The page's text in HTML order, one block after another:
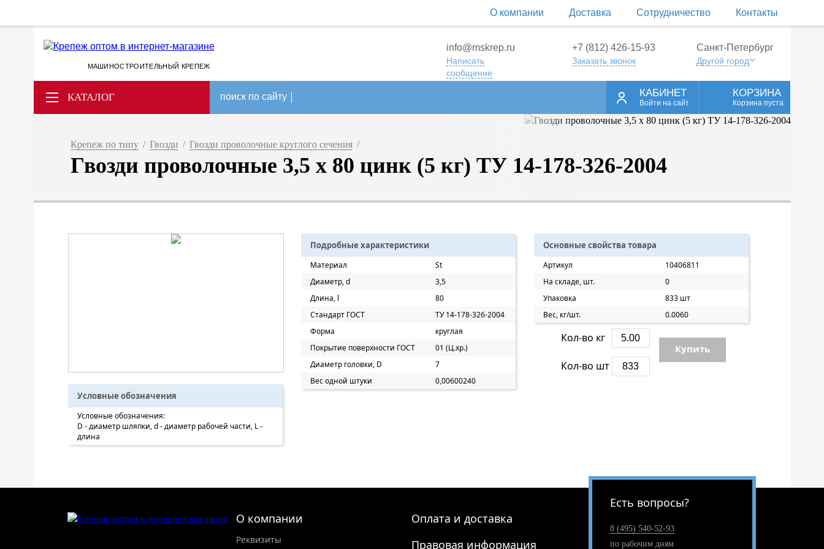
О компании Доставка Сотрудничество Контакты
МАШИНОСТРОИТЕЛЬНЫЙ КРЕПЕЖ
info@mskrep.ru
Написать
сообщение
+7 (812) 426-15-93
Заказать звонок
Санкт-Петербург
Другой город
КАТАЛОГ поиск по сайту КАБИНЕТ
Войти на сайт
КОРЗИНА
Корзина пуста
Крепеж по типу / Гвозди / Гвозди проволочные круглого сечения /
Гвозди проволочные 3,5 х 80 цинк (5 кг) ТУ 14-178-326-2004
Условные обозначения
Условные обозначения:
D - диаметр шляпки, d - диаметр рабочей части, L -
длина
Подробные характеристики
Материал
St
Диаметр, d
3,5
Длина, l
80
Стандарт ГОСТ
ТУ 14-178-326-2004
Форма
круглая
Покрытие поверхности ГОСТ
01 (Ц.хр.)
Диаметр головки, D
7
Вес одной штуки
0,00600240
Основные свойства товара
Артикул
10406811
На складе, шт.
0
Упаковка
833 шт
Вес, кг/шт.
0.0060
Кол-во кг
Кол-во шт
Купить
О компании
Реквизиты
Оплата и доставка
Правовая информация
Есть вопросы?
8 (495) 540-52-93
по рабочим дням